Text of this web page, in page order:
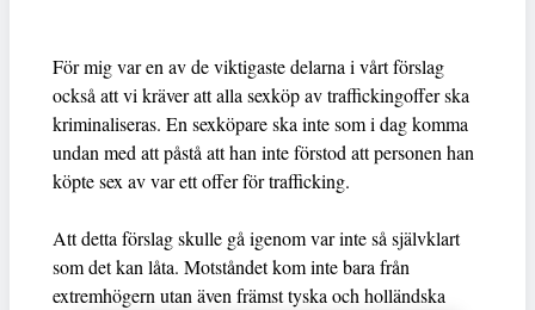
För mig var en av de viktigaste delarna i vårt förslag
också att vi kräver att alla sexköp av traffickingoffer ska
kriminaliseras. En sexköpare ska inte som i dag komma
undan med att påstå att han inte förstod att personen han
köpte sex av var ett offer för trafficking.
Att detta förslag skulle gå igenom var inte så självklart
som det kan låta. Motståndet kom inte bara från
extremhögern utan även främst tyska och holländska